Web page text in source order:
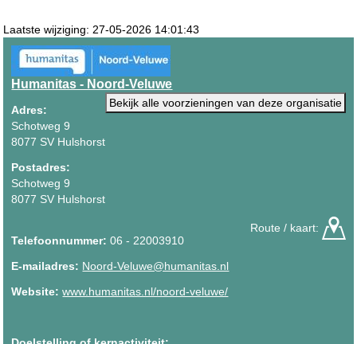
Laatste wijziging: 27-05-2026 14:01:43
Humanitas - Noord-Veluwe
Bekijk alle voorzieningen van deze organisatie
Adres:
Schotweg 9
8077 SV Hulshorst
Postadres:
Schotweg 9
8077 SV Hulshorst
Route / kaart:
Telefoonnummer: 06 - 22003910
E-mailadres: Noord-Veluwe@humanitas.nl
Website: www.humanitas.nl/noord-veluwe/